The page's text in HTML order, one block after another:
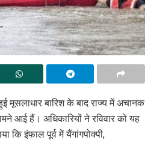
मूसलाधार बारिश के बाद राज्य में अचानक
आई हैं। अधिकारियों ने रविवार को यह
कि इंफाल पूर्व में यैंगांगपोक्पी,